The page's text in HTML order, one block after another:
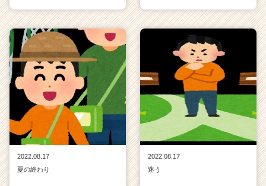
2022.08.17
夏の終わり
2022.08.17
迷う